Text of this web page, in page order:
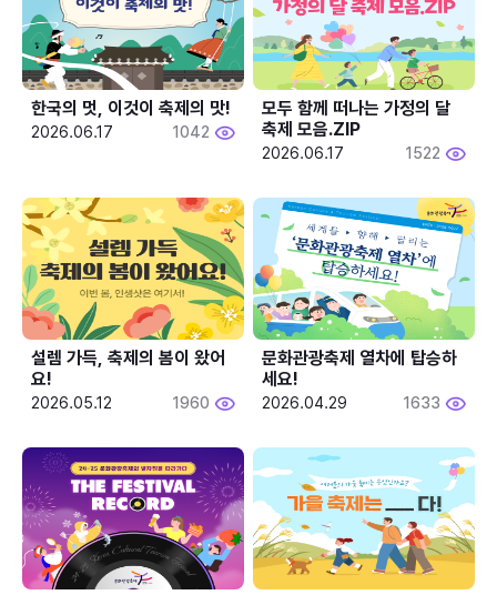
한국의 멋, 이것이 축제의 맛!
2026.06.17 1042
모두 함께 떠나는 가정의 달
축제 모음.ZIP
2026.06.17 1522
설렘 가득, 축제의 봄이 왔어
요!
2026.05.12 1960
문화관광축제 열차에 탑승하
세요!
2026.04.29 1633